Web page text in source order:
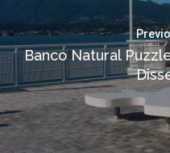
Banco Natural